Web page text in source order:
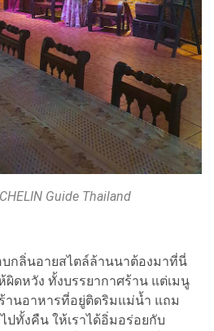
Guide Thailand
กลิ่นอายสไตล์ล้านนาต้องมาที่นี่
ผิดหวัง ทั้งบรรยากาศร้าน แต่เมนู
านอาหารที่อยู่ติดริมแม่น้ำ แถม
ปทั้งคืน ให้เราได้อิ่มอร่อยกับ